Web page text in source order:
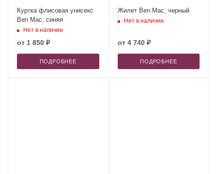
Куртка флисовая унисекс
Ben Mac, синяя
Нет в наличии
от 1 850 ₽
ПОДРОБНЕЕ
Жилет Ben Mac, черный
Нет в наличии
от 4 740 ₽
ПОДРОБНЕЕ